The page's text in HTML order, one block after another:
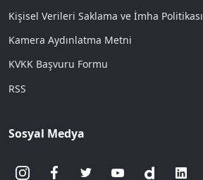
Kişisel Verileri Saklama ve İmha Politikası
Kamera Aydınlatma Metni
KVKK Başvuru Formu
RSS
Sosyal Medya